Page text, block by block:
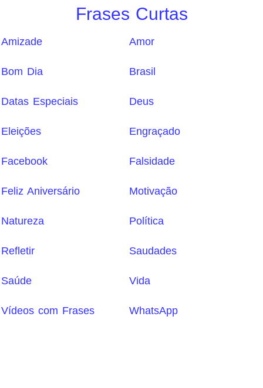
Frases Curtas
Amizade Amor
Bom Dia Brasil
Datas Especiais Deus
Eleições Engraçado
Facebook Falsidade
Feliz Aniversário Motivação
Natureza Política
Refletir Saudades
Saúde Vida
Vídeos com Frases WhatsApp